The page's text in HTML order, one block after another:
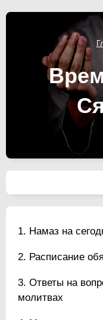
Намаз на
Расписание
Ответы на
молитвах